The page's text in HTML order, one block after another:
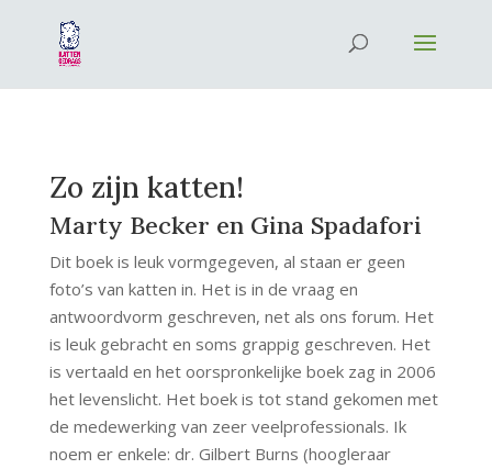
Zo zijn katten!
Marty Becker en Gina Spadafori
Dit boek is leuk vormgegeven, al staan er geen
foto’s van katten in. Het is in de vraag en
antwoordvorm geschreven, net als ons forum. Het
is leuk gebracht en soms grappig geschreven. Het
is vertaald en het oorspronkelijke boek zag in 2006
het levenslicht. Het boek is tot stand gekomen met
de medewerking van zeer veelprofessionals. Ik
noem er enkele: dr. Gilbert Burns (hoogleraar